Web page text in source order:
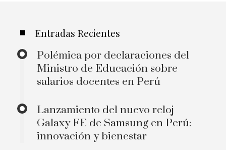
Entradas Recientes
Polémica por declaraciones del
Ministro de Educación sobre
salarios docentes en Perú
Lanzamiento del nuevo reloj
Galaxy FE de Samsung en Perú:
innovación y bienestar